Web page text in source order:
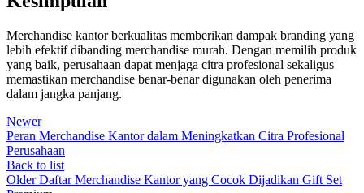
Merchandise kantor berkualitas memberikan dampak branding yang
lebih efektif dibanding merchandise murah. Dengan memilih produk
yang baik, perusahaan dapat menjaga citra profesional sekaligus
memastikan merchandise benar-benar digunakan oleh penerima
dalam jangka panjang.
Newer
Peran Merchandise Kantor dalam Meningkatkan Citra Profesional
Perusahaan
Back to list
Older Daftar Merchandise Kantor yang Cocok Dijadikan Gift Set